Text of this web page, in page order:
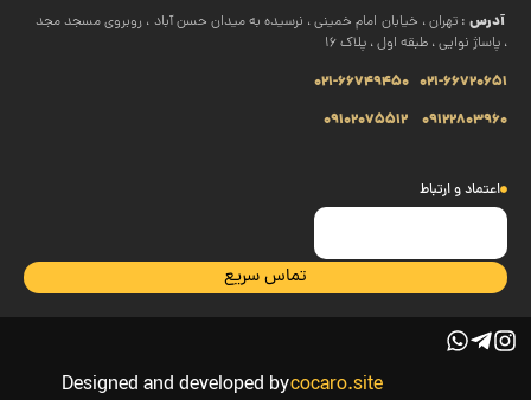
آدرس : تهران ، خیابان امام خمینی ، نرسیده به میدان حسن آباد ، روبروی مسجد مجد
، پاساژ نوایی ، طبقه اول ، پلاک 16
021-66720651
021-66749450
09122803960
09102075512
اعتماد و ارتباط
تماس سریع
Designed and developed bycocaro.site